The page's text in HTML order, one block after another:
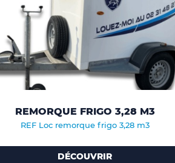
REMORQUE FRIGO 3,28 M3
REF Loc remorque frigo 3,28 m3
DÉCOUVRIR